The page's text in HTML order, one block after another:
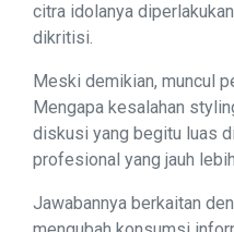
citra idolanya
dikritisi.
Meski demikian, muncul
Mengapa kesalahan
diskusi yang begitu luas
profesional yang jauh
Jawabannya berkaitan